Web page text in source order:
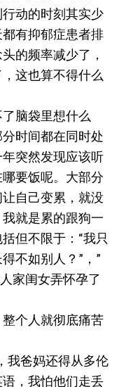
动的时刻其实少
有抑郁症患者排
的频率减少了，
这也算不得什么
脑袋里想什么
时间都在同时处
突然发现应该听
要饭呢。大部分
自己变累，就没
就是累的跟狗一
但不限于：“我只
不如别人？”，”
家闺女弄怀孕了
个人就彻底痛苦
我爸妈还得从多伦
，我怕他们走丢